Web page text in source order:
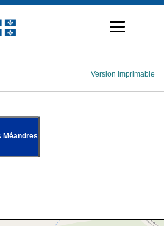
Version imprimable
Méandres